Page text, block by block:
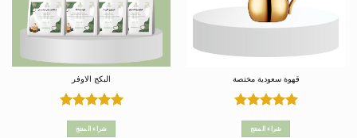
قهوة سعودية مختصة
تم التقييم
من 5
شراء المنتج
البكج الاوفر
تم التقييم
من 5
شراء المنتج